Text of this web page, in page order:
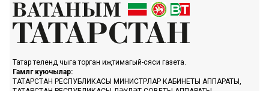
Татар телендә чыга торган иҗтимагый-сәяси газета.
Гамәлгә куючылар:
ТАТАРСТАН РЕСПУБЛИКАСЫ МИНИСТРЛАР КАБИНЕТЫ АППАРАТЫ,